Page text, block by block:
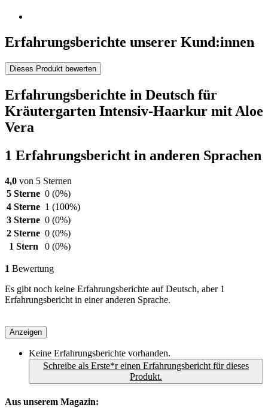
Erfahrungsberichte unserer Kund:innen
Dieses Produkt bewerten
Erfahrungsberichte in Deutsch für
Kräutergarten Intensiv-Haarkur mit Aloe
Vera
1 Erfahrungsbericht in anderen Sprachen
4,0 von 5 Sternen
5 Sterne 0 (0%)
4 Sterne 1 (100%)
3 Sterne 0 (0%)
2 Sterne 0 (0%)
1 Stern
0 (0%)
1 Bewertung
Es gibt noch keine Erfahrungsberichte auf Deutsch, aber 1
Erfahrungsbericht in einer anderen Sprache.
Anzeigen
Keine Erfahrungsberichte vorhanden.
Schreibe als Erste*r einen Erfahrungsbericht für dieses
Produkt.
Aus unserem Magazin: